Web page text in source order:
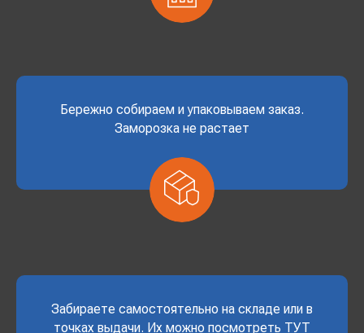
Бережно собираем и упаковываем заказ.
Заморозка не растает
Забираете самостоятельно на складе или в
точках выдачи. Их можно посмотреть ТУТ